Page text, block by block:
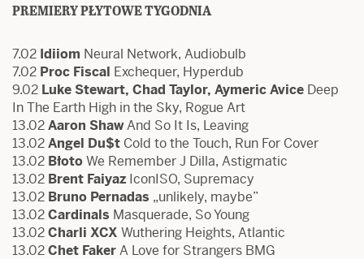
PREMIERY PŁYTOWE TYGODNIA
7.02 Idiiom Neural Network, Audiobulb
7.02 Proc Fiscal Exchequer, Hyperdub
9.02 Luke Stewart, Chad Taylor, Aymeric Avice Deep
In The Earth High in the Sky, Rogue Art
13.02Aaron ShawAnd So It Is, Leaving
13.02Angel Du$t Cold to the Touch, Run For Cover
13.02 BłotoWe Remember J Dilla, Astigmatic
13.02 Brent Faiyaz IconISO, Supremacy
13.02 Bruno Pernadas „unlikely, maybe”
13.02Cardinals Masquerade, So Young
13.02Charli XCX Wuthering Heights, Atlantic
13.02Chet FakerA Love for Strangers BMG